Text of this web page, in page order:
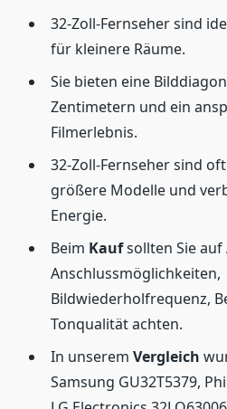
32-Zoll-Fernseher sind
für kleinere Räume.
Sie bieten eine
Zentimetern und ein
Filmerlebnis.
32-Zoll-Fernseher sind
größere Modelle und
Energie.
Beim Kaufsollten Sie auf
Anschlussmöglichkeiten,
Bildwiederholfrequenz,
Tonqualität achten.
In unserem Vergleich
Samsung GU32T5379,